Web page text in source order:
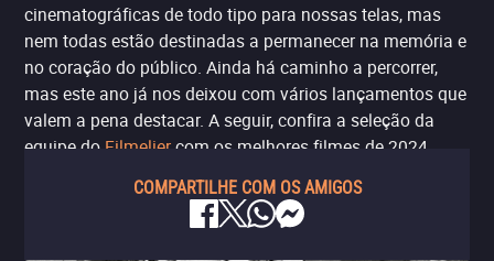
cinematográficas de todo tipo para nossas telas, mas
nem todas estão destinadas a permanecer na memória e
no coração do público. Ainda há caminho a percorrer,
mas este ano já nos deixou com vários lançamentos que
valem a pena destacar. A seguir, confira a seleção da
equipe do Filmeliercom os melhores filmes de 2024.
COMPARTILHE COM OS AMIGOS